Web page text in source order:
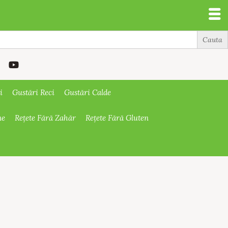
Gustări Reci Gustări Calde
Rețete Fără Zahăr Rețete Fără Gluten